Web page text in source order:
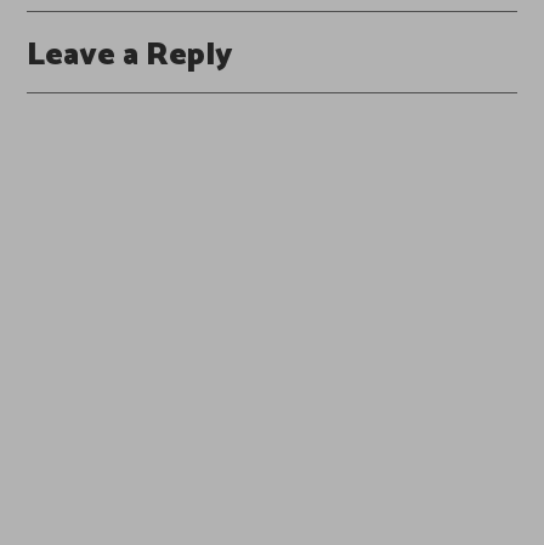
Leave a Reply